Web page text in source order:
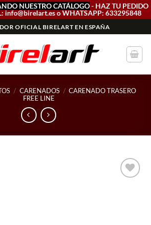
NUESTRO CATÁLOGO- HAZ TU PEDIDO
info@birelart.es o WHATSAPP: 633295848
OFICIAL BIRELART EN ESPAÑA
/ CARENADOS / CARENADO TRASERO
FREE LINE